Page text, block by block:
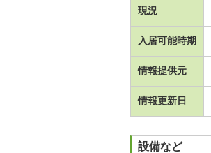
現況
入居可能時期
情報提供元
情報更新日
設備など